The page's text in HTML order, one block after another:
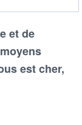
et de
est cher,